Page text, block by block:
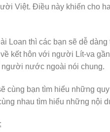
Việt. Điều này khiến cho
thì các bạn sẽ dễ
kết hôn với người Lít-va
nước ngoài nói chung.
cùng bạn tìm hiểu những
nhau tìm hiểu những nội